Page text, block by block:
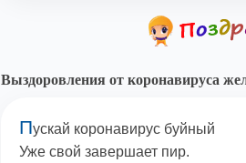
Выздоровления от коронавируса
Пускай коронавирус буйный
Уже свой завершает пир.